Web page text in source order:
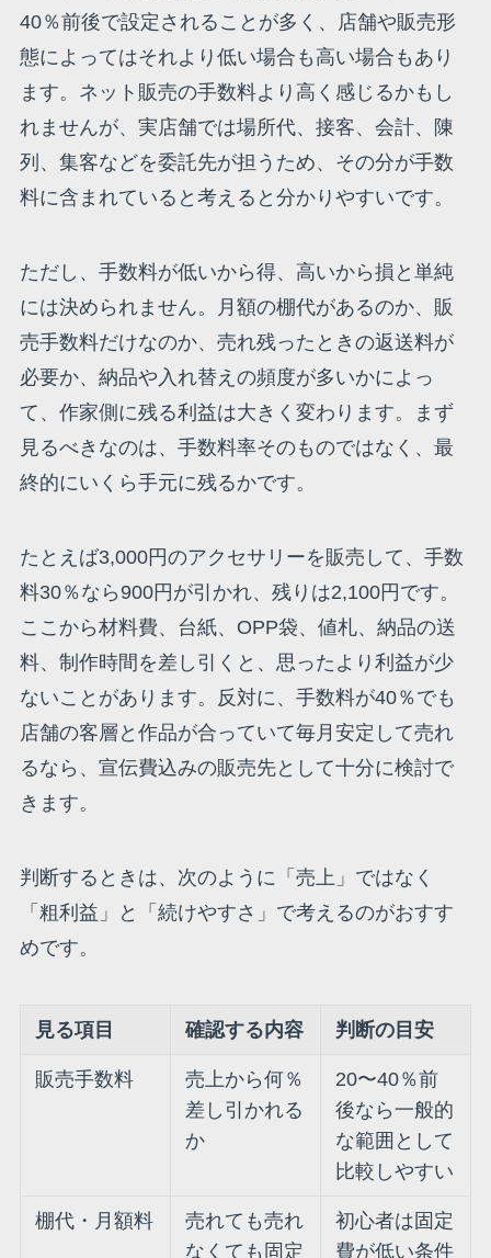
40％前後で設定されることが多く、店舗や販売形
態によってはそれより低い場合も高い場合もあり
ます。ネット販売の手数料より高く感じるかもし
れませんが、実店舗では場所代、接客、会計、陳
列、集客などを委託先が担うため、その分が手数
料に含まれていると考えると分かりやすいです。
ただし、手数料が低いから得、高いから損と単純
には決められません。月額の棚代があるのか、販
売手数料だけなのか、売れ残ったときの返送料が
必要か、納品や入れ替えの頻度が多いかによっ
て、作家側に残る利益は大きく変わります。まず
見るべきなのは、手数料率そのものではなく、最
終的にいくら手元に残るかです。
たとえば3,000円のアクセサリーを販売して、手数
料30％なら900円が引かれ、残りは2,100円です。
ここから材料費、台紙、OPP袋、値札、納品の送
料、制作時間を差し引くと、思ったより利益が少
ないことがあります。反対に、手数料が40％でも
店舗の客層と作品が合っていて毎月安定して売れ
るなら、宣伝費込みの販売先として十分に検討で
きます。
判断するときは、次のように「売上」ではなく
「粗利益」と「続けやすさ」で考えるのがおすす
めです。
見る項目 確認する内容 判断の目安
販売手数料
売上から何％
差し引かれる
か
20〜40％前
後なら一般的
な範囲として
比較しやすい
棚代・月額料
売れても売れ
なくても固定
初心者は固定
費が低い条件